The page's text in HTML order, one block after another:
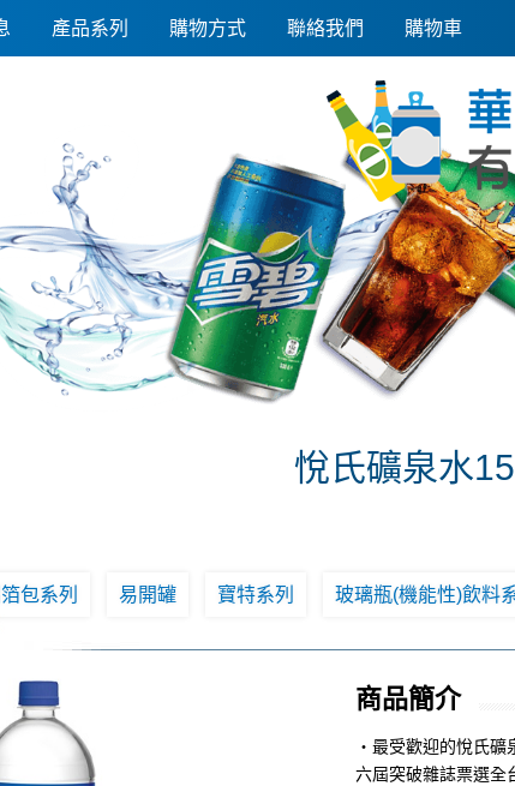
產品系列 購物方式 聯絡我們 購物車
悅氏礦泉水
包系列 易開罐 寶特系列 玻璃瓶(機能性)飲料
商品簡介
‧最受歡迎的悅氏礦
六屆突破雜誌票選